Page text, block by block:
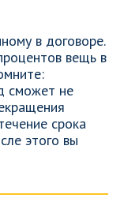
в договоре.
вещь в
сможет не
срока
этого вы